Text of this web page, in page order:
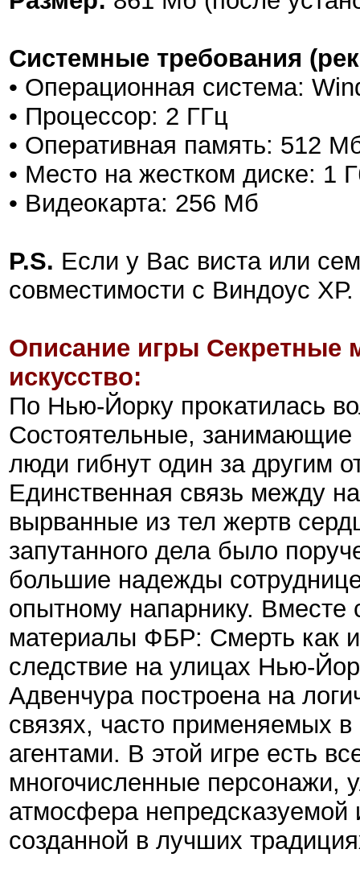
Системные требования
• Операционная система:
• Процессор: 2 ГГц
• Оперативная память: 512
• Место на жестком диске: 1
• Видеокарта: 256 Мб
P.S. Если у Вас виста или
совместимости с Виндоус ХР.
Описание игры Секретные
искусство:
По Нью-Йорку прокатилась
Состоятельные,
люди гибнут один за другим
Единственная связь между
вырванные из тел жертв
запутанного дела было
большие надежды
опытному напарнику. Вместе
материалы ФБР: Смерть как
следствие на улицах Нью-
Адвенчура построена на
связях, часто применяемых
агентами. В этой игре есть
многочисленные персонажи,
атмосфера непредсказуемой
созданной в лучших